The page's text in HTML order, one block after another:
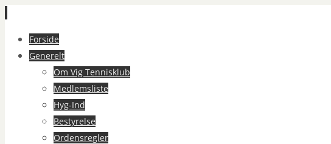
SpringForside
Generelt
Om Vig Tennisklub
Medlemsliste
Hyg-Ind
Bestyrelse
Ordensregler